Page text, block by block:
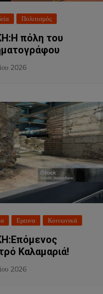
Πολιτισμός
πόλη του
2026
Ερευνα Κοινωνικά
Καλαμαριά!
2026